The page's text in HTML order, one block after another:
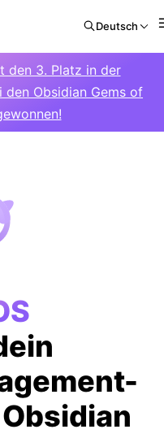
Deutsch
den 3. Platz in der
den Obsidian Gems of